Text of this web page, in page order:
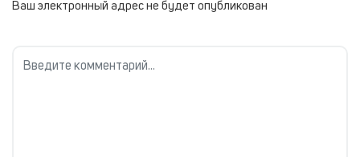
Ваш электронный адрес не будет опубликован